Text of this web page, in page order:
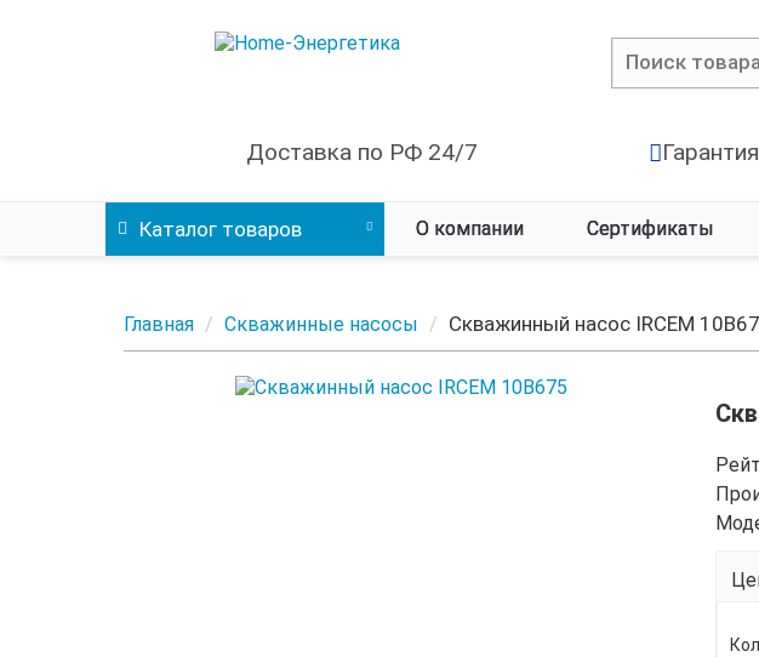
Доставка по РФ 24/7
Каталог товаров О компании Сертификаты
Главная Скважинные насосы Скважинный насос IRCEM